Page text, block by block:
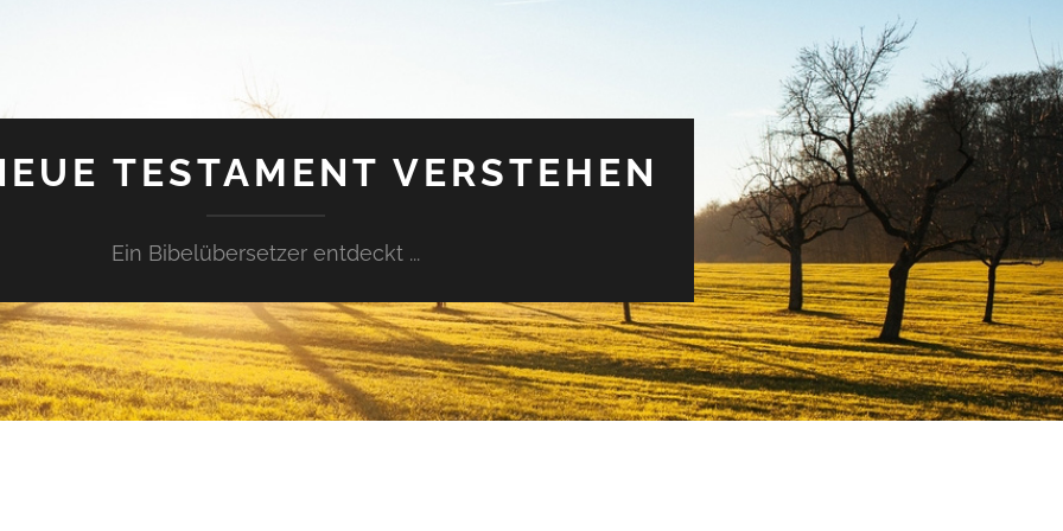
TESTAMENT VERSTEHEN
Ein Bibelübersetzer entdeckt ...